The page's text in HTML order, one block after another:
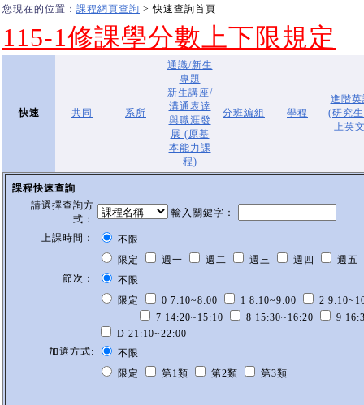
您現在的位置： 課程網頁查詢 > 快速查詢首頁
115-1修課學分數上下限規定
快速 共同 系所
通識/新生
專題
新生講座/
溝通表達
與職涯發
展 (原基
本能力課
程)
分班編組 學程
進階英
(研究
上英
課程快速查詢
請選擇查詢方
式：
輸入關鍵字：
上課時間：
不限
限定
週一 週二 週三 週四
週五
節次：
不限
限定
0 7:10~8:00 1 8:10~9:00
2
7 14:20~15:10
8 15:30~16:20
9
D 21:10~22:00
加選方式:
不限
限定
第1類 第2類 第3類